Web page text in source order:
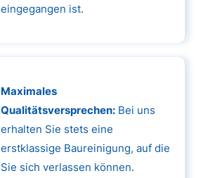
eingegangen ist.
Maximales
Qualitätsversprechen:Bei uns
erhalten Sie stets eine
erstklassige Baureinigung, auf die
Sie sich verlassen können.